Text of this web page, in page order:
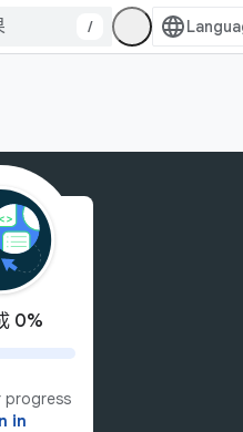
/
0%
progress
in